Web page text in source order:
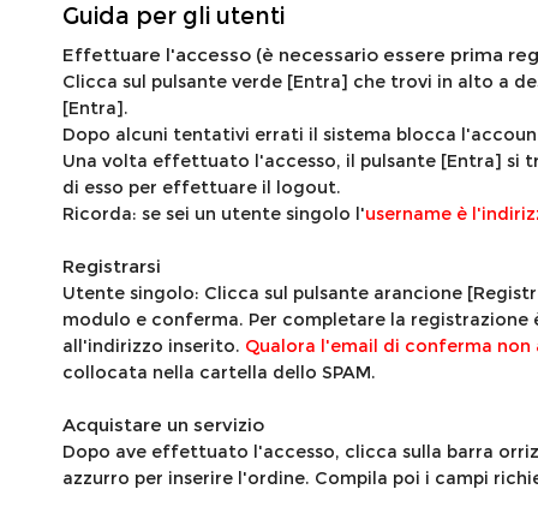
Guida per gli utenti
Effettuare l'accesso (è necessario essere prima
Clicca sul pulsante verde [Entra] che trovi in alto a
[Entra].
Dopo alcuni tentativi errati il sistema blocca
Una volta effettuato l'accesso, il pulsante [Entra] si
di esso per effettuare il logout.
Ricorda: se sei un utente singolo l'username è
Registrarsi
Utente singolo: Clicca sul pulsante arancione
modulo e conferma. Per completare la registrazione
all'indirizzo inserito. Qualora l'email di conferma non
collocata nella cartella dello SPAM.
Acquistare un servizio
Dopo ave effettuato l'accesso, clicca sulla barra
azzurro per inserire l'ordine. Compila poi i campi